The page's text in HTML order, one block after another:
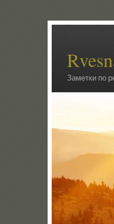
Заметки по